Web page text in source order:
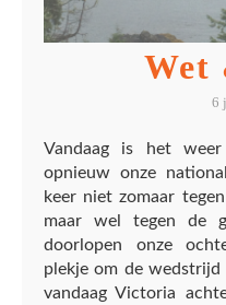
Wet
6
Vandaag is het
opnieuw onze
keer niet zomaar
maar wel tegen de
doorlopen onze
plekje om de
vandaag Victoria